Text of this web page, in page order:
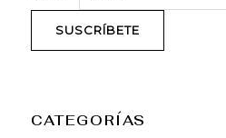
SUSCRÍBETE
CATEGORÍAS